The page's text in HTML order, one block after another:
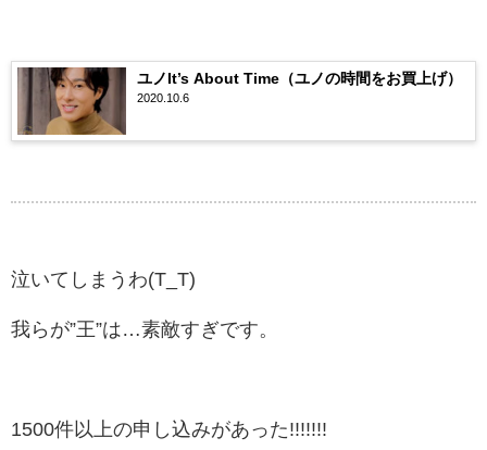
ユノIt’s About Time（ユノの時間をお買上げ）
2020.10.6
泣いてしまうわ(T_T)
我らが”王”は…素敵すぎです。
1500件以上の申し込みがあった!!!!!!!